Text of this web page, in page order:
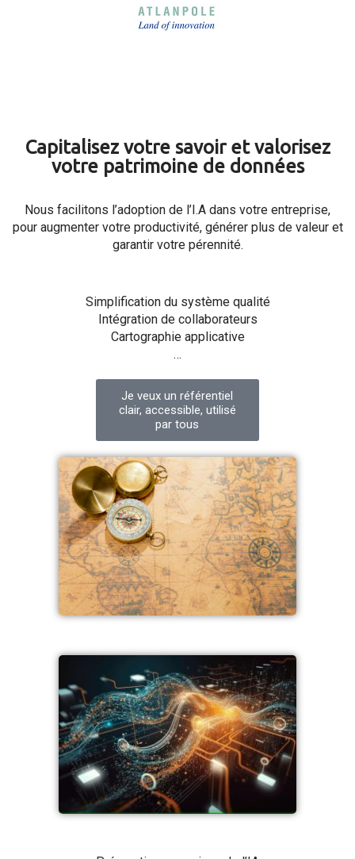
Capitalisez votre savoir et valorisez
votre patrimoine de données
Nous facilitons l’adoption de l’I.A dans votre entreprise,
pour augmenter votre productivité, générer plus de valeur et
garantir votre pérennité.
Simplification du système qualité
Intégration de collaborateurs
Cartographie applicative
…
Je veux un référentiel
clair, accessible, utilisé
par tous